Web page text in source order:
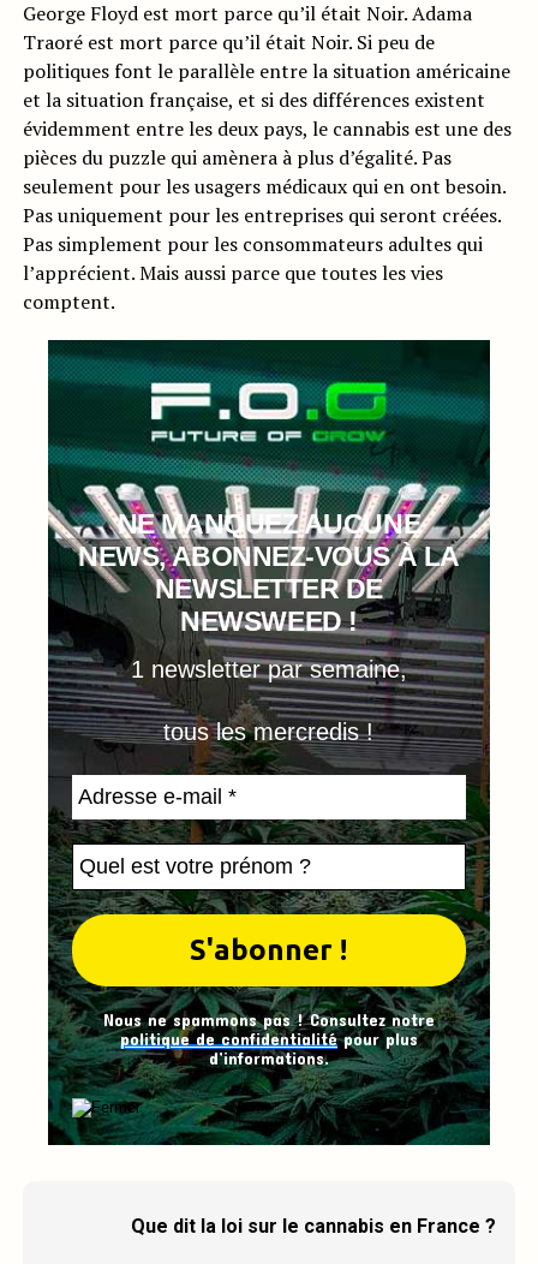
George Floyd est mort parce qu’il était Noir. Adama
Traoré est mort parce qu’il était Noir. Si peu de
politiques font le parallèle entre la situation américaine
et la situation française, et si des différences existent
évidemment entre les deux pays, le cannabis est une des
pièces du puzzle qui amènera à plus d’égalité. Pas
seulement pour les usagers médicaux qui en ont besoin.
Pas uniquement pour les entreprises qui seront créées.
Pas simplement pour les consommateurs adultes qui
l’apprécient. Mais aussi parce que toutes les vies
comptent.
NE MANQUEZ AUCUNE
NEWS, ABONNEZ-VOUS À LA
NEWSLETTER DE
NEWSWEED !
1 newsletter par semaine,
tous les mercredis !
Nous ne spammons pas ! Consultez notre
politique de confidentialitépour plus
d’informations.
Que dit la loi sur le cannabis en France ?